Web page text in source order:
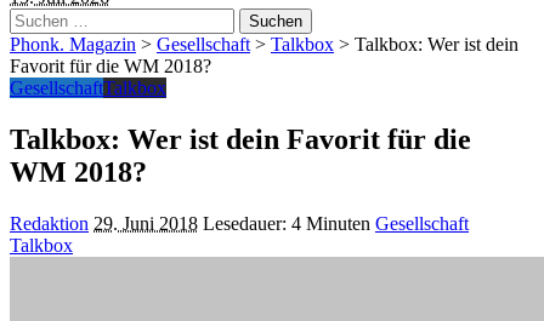
Suchen
nach:
Phonk. Magazin > Gesellschaft > Talkbox > Talkbox: Wer ist dein
Favorit für die WM 2018?
GesellschaftTalkbox
Talkbox: Wer ist dein Favorit für die
WM 2018?
Posted
by
Redaktion 29. Juni 2018 Lesedauer: 4 Minuten Gesellschaft
Talkbox